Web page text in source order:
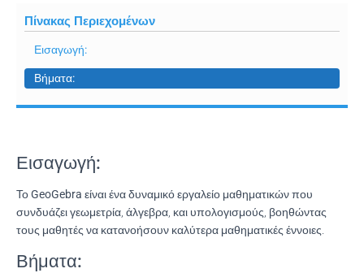
Πίνακας Περιεχομένων
Εισαγωγή:
Βήματα:
Εισαγωγή:
ΤοGeoGebra είναι ένα δυναμικό εργαλείο μαθηματικών που
συνδυάζει γεωμετρία, άλγεβρα, και υπολογισμούς, βοηθώντας
τους μαθητές να κατανοήσουν καλύτερα μαθηματικές έννοιες.
Βήματα: